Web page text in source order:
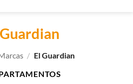
/ El Guardian